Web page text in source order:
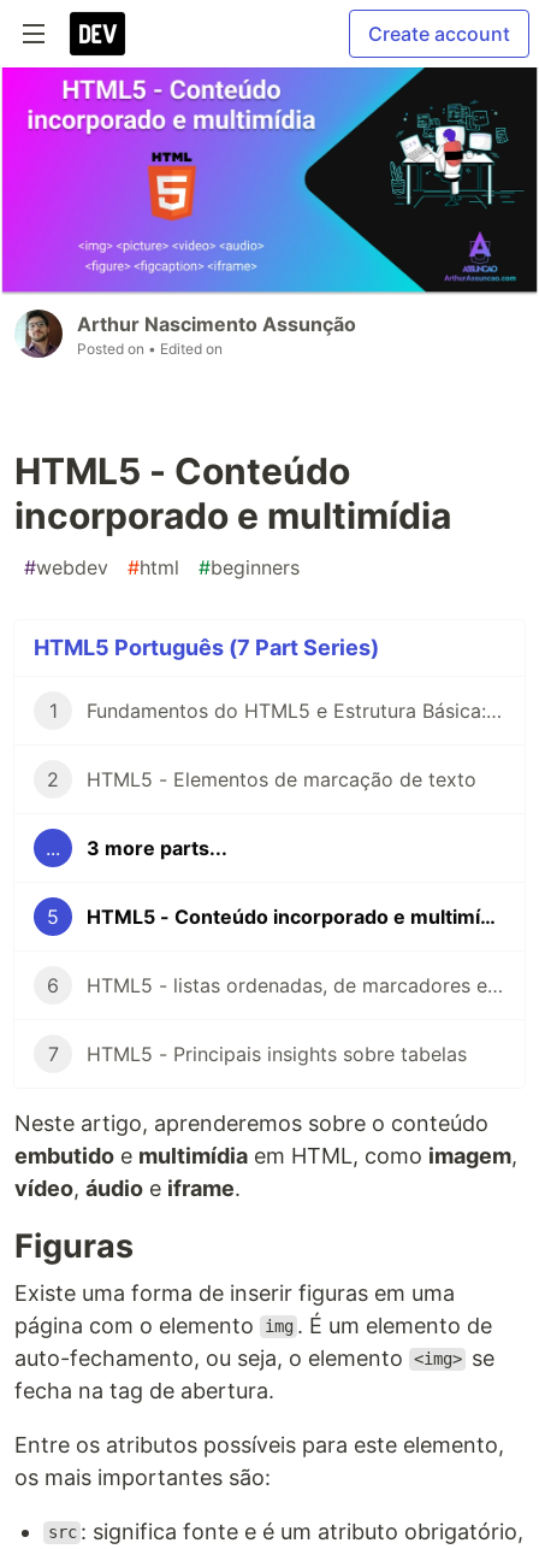
Create account
Arthur Nascimento Assunção
Posted on • Edited on
HTML5 - Conteúdo
incorporado e multimídia
#webdev #html #beginners
HTML5 Português (7 Part Series)
1 Fundamentos do HTML5 e Estrutura Básica: Um Guia para Iniciantes
2 HTML5 - Elementos de marcação de texto
... 3 more parts...
5 HTML5 - Conteúdo incorporado e multimídia
6 HTML5 - listas ordenadas, de marcadores e de definição e detalhes expansíveis
7 HTML5 - Principais insights sobre tabelas
Neste artigo, aprenderemos sobre o conteúdo
embutido e multimídia em HTML, como imagem,
vídeo, áudio e iframe.
Figuras
Existe uma forma de inserir figuras em uma
página com o elemento
img . É um elemento de
auto-fechamento, ou seja, o elemento
<img> se
fecha na tag de abertura.
Entre os atributos possíveis para este elemento,
os mais importantes são:
src : significa fonte e é um atributo obrigatório,